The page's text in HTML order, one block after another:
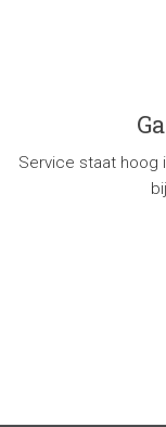
Service staat hoog